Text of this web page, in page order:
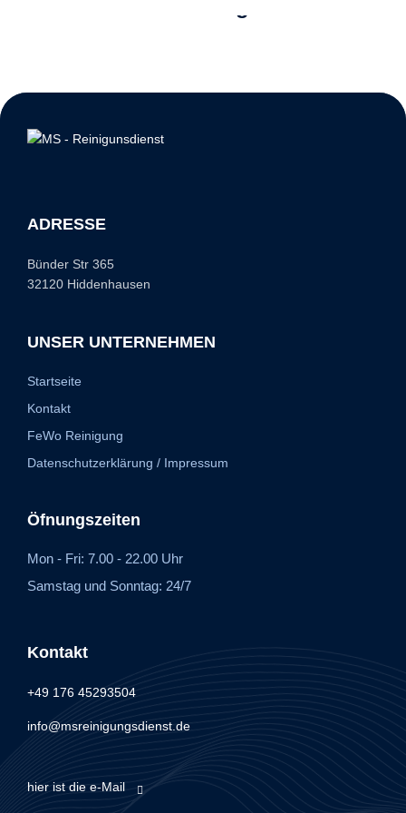
ADRESSE
Bünder Str 365
32120 Hiddenhausen
UNSER UNTERNEHMEN
Startseite
Kontakt
FeWo Reinigung
Datenschutzerklärung / Impressum
Öfnungszeiten
Mon - Fri: 7.00 - 22.00 Uhr
Samstag und Sonntag: 24/7
Kontakt
+49 176 45293504
info@msreinigungsdienst.de
hier ist die e-Mail